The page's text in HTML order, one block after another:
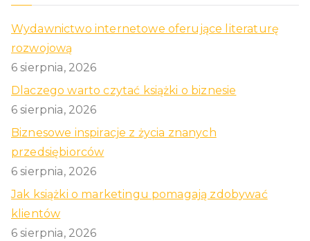
Wydawnictwo internetowe oferujące literaturę
rozwojową
6 sierpnia, 2026
Dlaczego warto czytać książki o biznesie
6 sierpnia, 2026
Biznesowe inspiracje z życia znanych
przedsiębiorców
6 sierpnia, 2026
Jak książki o marketingu pomagają zdobywać
klientów
6 sierpnia, 2026